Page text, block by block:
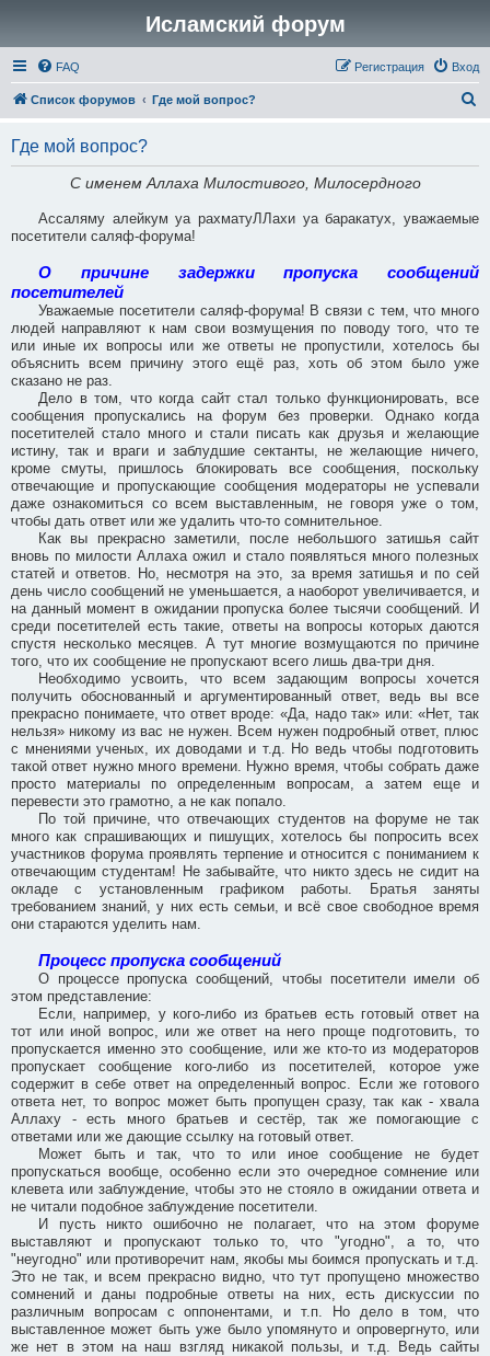
Исламский форум
FAQ Вход
Регистрация
Список форумов Где мой вопрос?
Где мой вопрос?
С именем Аллаха Милостивого, Милосердного
Ассаляму алейкум уа рахматуЛЛахи уа баракатух, уважаемые
посетители саляф-форума!
О причине задержки пропуска сообщений
посетителей
Уважаемые посетители саляф-форума! В связи с тем, что много
людей направляют к нам свои возмущения по поводу того, что те
или иные их вопросы или же ответы не пропустили, хотелось бы
объяснить всем причину этого ещё раз, хоть об этом было уже
сказано не раз.
Дело в том, что когда сайт стал только функционировать, все
сообщения пропускались на форум без проверки. Однако когда
посетителей стало много и стали писать как друзья и желающие
истину, так и враги и заблудшие сектанты, не желающие ничего,
кроме смуты, пришлось блокировать все сообщения, поскольку
отвечающие и пропускающие сообщения модераторы не успевали
даже ознакомиться со всем выставленным, не говоря уже о том,
чтобы дать ответ или же удалить что-то сомнительное.
Как вы прекрасно заметили, после небольшого затишья сайт
вновь по милости Аллаха ожил и стало появляться много полезных
статей и ответов. Но, несмотря на это, за время затишья и по сей
день число сообщений не уменьшается, а наоборот увеличивается, и
на данный момент в ожидании пропуска более тысячи сообщений. И
среди посетителей есть такие, ответы на вопросы которых даются
спустя несколько месяцев. А тут многие возмущаются по причине
того, что их сообщение не пропускают всего лишь два-три дня.
Необходимо усвоить, что всем задающим вопросы хочется
получить обоснованный и аргументированный ответ, ведь вы все
прекрасно понимаете, что ответ вроде: «Да, надо так» или: «Нет, так
нельзя» никому из вас не нужен. Всем нужен подробный ответ, плюс
с мнениями ученых, их доводами и т.д. Но ведь чтобы подготовить
такой ответ нужно много времени. Нужно время, чтобы собрать даже
просто материалы по определенным вопросам, а затем еще и
перевести это грамотно, а не как попало.
По той причине, что отвечающих студентов на форуме не так
много как спрашивающих и пишущих, хотелось бы попросить всех
участников форума проявлять терпение и относится с пониманием к
отвечающим студентам! Не забывайте, что никто здесь не сидит на
окладе с установленным графиком работы. Братья заняты
требованием знаний, у них есть семьи, и всё свое свободное время
они стараются уделить нам.
Процесс пропуска сообщений
О процессе пропуска сообщений, чтобы посетители имели об
этом представление:
Если, например, у кого-либо из братьев есть готовый ответ на
тот или иной вопрос, или же ответ на него проще подготовить, то
пропускается именно это сообщение, или же кто-то из модераторов
пропускает сообщение кого-либо из посетителей, которое уже
содержит в себе ответ на определенный вопрос. Если же готового
ответа нет, то вопрос может быть пропущен сразу, так как - хвала
Аллаху - есть много братьев и сестёр, так же помогающие с
ответами или же дающие ссылку на готовый ответ.
Может быть и так, что то или иное сообщение не будет
пропускаться вообще, особенно если это очередное сомнение или
клевета или заблуждение, чтобы это не стояло в ожидании ответа и
не читали подобное заблуждение посетители.
И пусть никто ошибочно не полагает, что на этом форуме
выставляют и пропускают только то, что "угодно", а то, что
"неугодно" или противоречит нам, якобы мы боимся пропускать и т.д.
Это не так, и всем прекрасно видно, что тут пропущено множество
сомнений и даны подробные ответы на них, есть дискуссии по
различным вопросам с оппонентами, и т.п. Но дело в том, что
выставленное может быть уже было упомянуто и опровергнуто, или
же нет в этом на наш взгляд никакой пользы, и т.д. Ведь сайты